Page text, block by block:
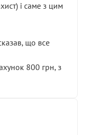
і саме з цим
що все
800 грн, з